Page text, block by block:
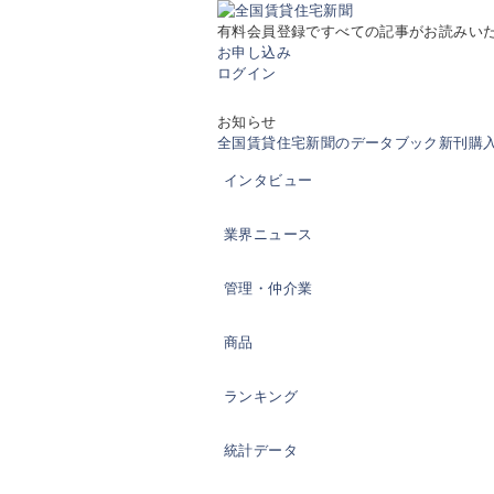
有料会員登録ですべての記事がお読みい
お申し込み
ログイン
お知らせ
全国賃貸住宅新聞のデータブック新刊購
インタビュー
業界ニュース
管理・仲介業
商品
ランキング
統計データ